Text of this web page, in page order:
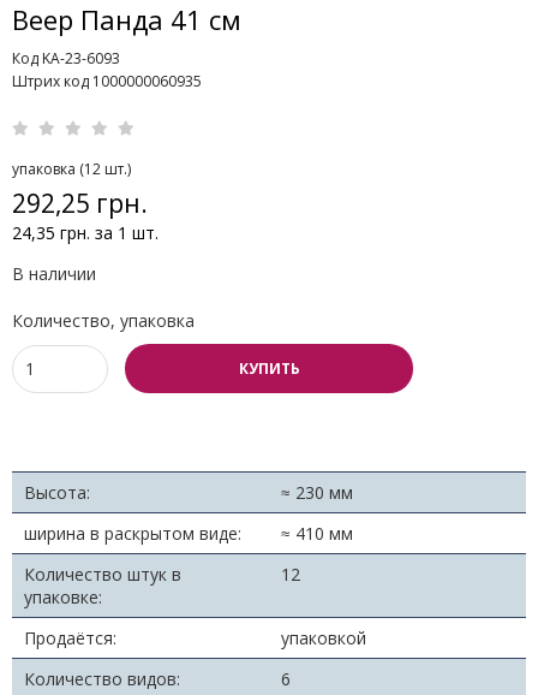
Веер Панда 41 см
Код KA-23-6093
Штрих код 1000000060935
упаковка (12 шт.)
292,25 грн.
24,35 грн. за 1 шт.
В наличии
Количество, упаковка
КУПИТЬ
Высота:
≈ 230 мм
ширина в раскрытом виде:
≈ 410 мм
Количество штук в
упаковке:
12
Продаётся:
упаковкой
Количество видов:
6